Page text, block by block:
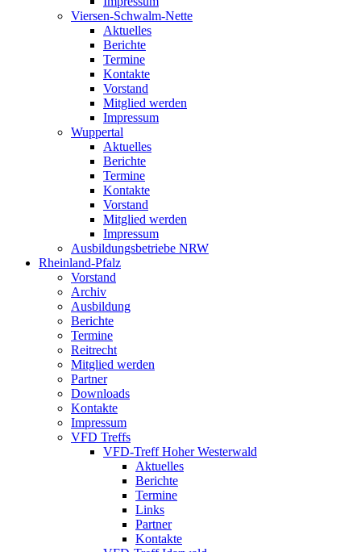
Viersen-Schwalm-Nette
Aktuelles
Berichte
Termine
Kontakte
Vorstand
Mitglied werden
Impressum
Wuppertal
Aktuelles
Berichte
Termine
Kontakte
Vorstand
Mitglied werden
Impressum
Ausbildungsbetriebe NRW
Rheinland-Pfalz
Vorstand
Archiv
Ausbildung
Berichte
Termine
Reitrecht
Mitglied werden
Partner
Downloads
Kontakte
Impressum
VFD Treffs
VFD-Treff Hoher Westerwald
Aktuelles
Berichte
Termine
Links
Partner
Kontakte